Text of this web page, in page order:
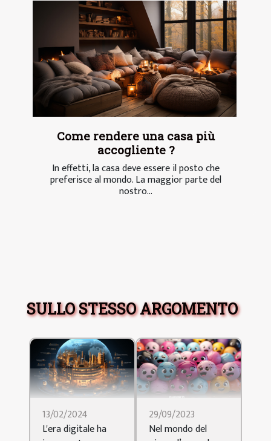
Come rendere una casa più
accogliente ?
In effetti, la casa deve essere il posto che
preferisce al mondo. La maggior parte del
nostro...
SULLO STESSO ARGOMENTO
13/02/2024
L'era digitale ha
29/09/2023
Nel mondo del